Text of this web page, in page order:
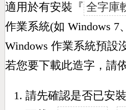
適用於有安裝『 全字庫
作業系統(如 Windows 7
Windows 作業系統預設
若您要下載此造字，請
請先確認是否已安